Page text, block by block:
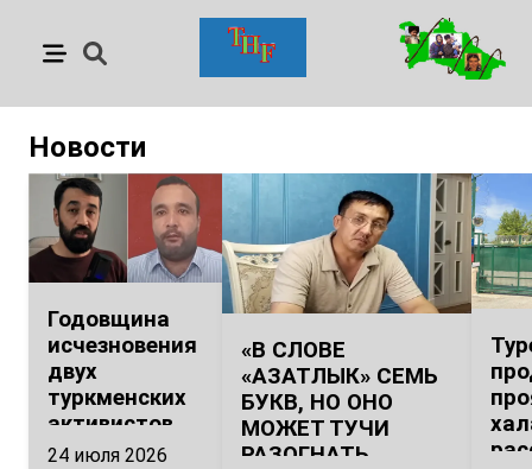
Новости
Годовщина
исчезновения
двух
туркменских
активистов.
Турция и
24 июля 2026
«В СЛОВЕ
«АЗАТЛЫК» СЕМЬ
БУКВ, НО ОНО
МОЖЕТ ТУЧИ
РАЗОГНАТЬ